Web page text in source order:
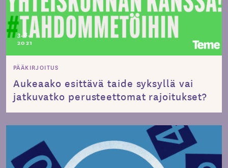
3.8.
2021
PÄÄKIRJOITUS
Aukeaako esittävä taide syksyllä vai
jatkuvatko perusteettomat rajoitukset?